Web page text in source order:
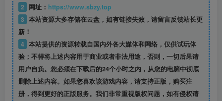
2
网址： https://www.sbzy.top
3 本站资源大多存储在云盘，如有链接失效，请留言反馈站长更
新！
4 本站提供的资源转载自国内外各大媒体和网络，仅供试玩体
验；不得将上述内容用于商业或者非法用途，否则，一切后果请
用户自负。您必须在下载后的24个小时之内，从您的电脑中彻底
删除上述内容。如果您喜欢该游戏内容，请支持正版，购买注
册，得到更好的正版服务。我们非常重视版权问题，如有侵权请